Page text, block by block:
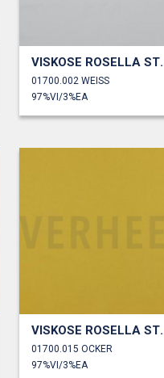
01700.002 WEISS
97%VI/3%EA
01700.015 OCKER
97%VI/3%EA